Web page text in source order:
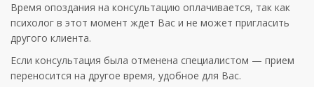
Время опоздания на консультацию оплачивается, так как
психолог в этот момент ждет Вас и не может пригласить
другого клиента.
Если консультация была отменена специалистом — прием
переносится на другое время, удобное для Вас.